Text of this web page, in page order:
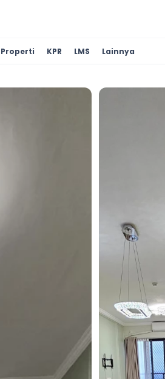
KPR LMS Lainnya